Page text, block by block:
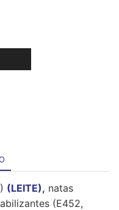
(LEITE), natas
(E452,